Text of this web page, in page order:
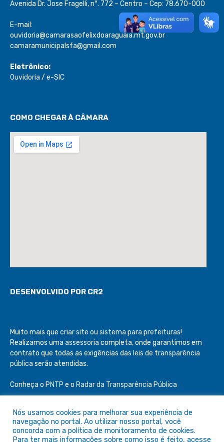
Avenida Dr. Jose Fragelli, n°. 772 – Centro – Cep: 78.670-000
E-mail:
ouvidoria@camarasaofelixdoaraguaia.mt.gov.br
camaramunicipalsfa@gmail.com
Eletrônico:
Ouvidoria / e-SIC
COMO CHEGAR À CÂMARA
DESENVOLVIDO POR CR2
Muito mais que criar site ou sistema para prefeituras!
Realizamos uma assessoria completa, onde garantimos em
contrato que todas as exigências das leis de transparência
pública serão atendidas.
Conheça o PNTP e o Radar da Transparência Pública
Todos os direitos reservados a Câmara de São Félix do Araguaia
Nós usamos cookies para melhorar sua experiência de
navegação no portal. Ao utilizar nosso portal, você
concorda com a política de monitoramento de cookies.
Para ter mais informações sobre como isso é feito, acesse